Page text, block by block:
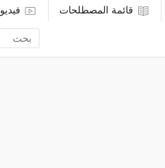
قائمة المصطلحات فيديو
search
term